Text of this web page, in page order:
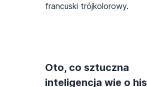
francuski trójkolorowy.
Oto, co sztuczna
inteligencja wie o